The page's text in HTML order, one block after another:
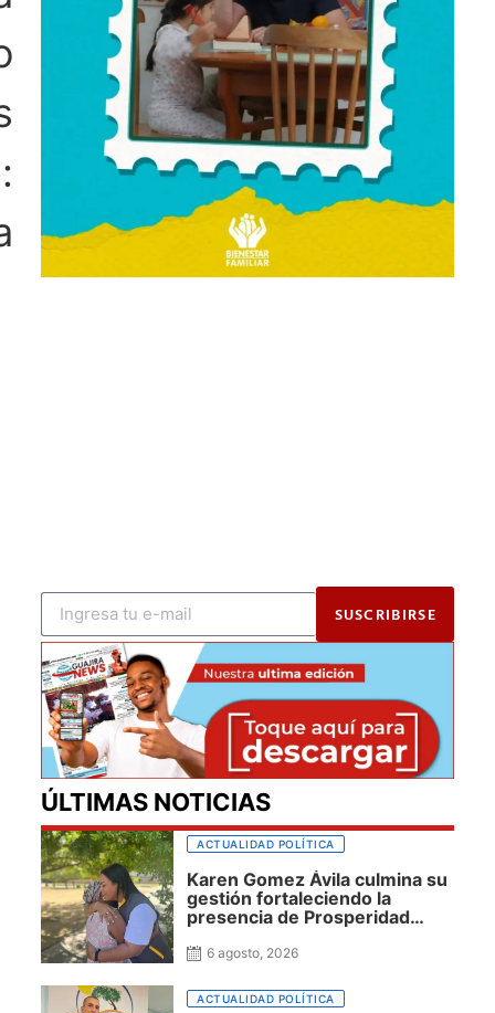
SUSCRIBIRSE
ÚLTIMAS NOTICIAS
ACTUALIDAD POLÍTICA
Karen Gomez Ávila culmina su
gestión fortaleciendo la
presencia de Prosperidad
6 agosto, 2026
ACTUALIDAD POLÍTICA